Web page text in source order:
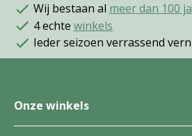
Wij bestaan al meer dan 100
4 echte winkels
Ieder seizoen verrassend
Onze winkels